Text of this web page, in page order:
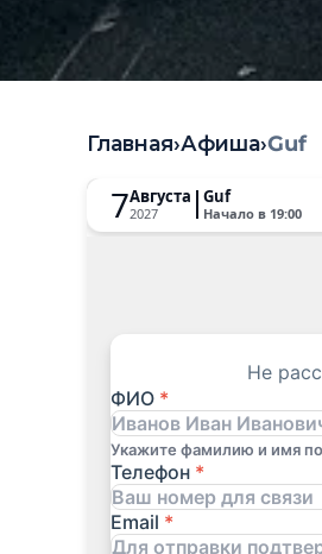
Главная›Афиша›Guf
7Августа
2027
Guf
Начало в 19:00
Не
ФИО *
Укажите фамилию и имя
Телефон *
Email *